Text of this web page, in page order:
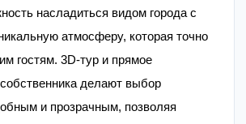
насладиться видом города с
атмосферу, которая точно
гостям. 3D-тур и прямое
делают выбор
и прозрачным, позволяя